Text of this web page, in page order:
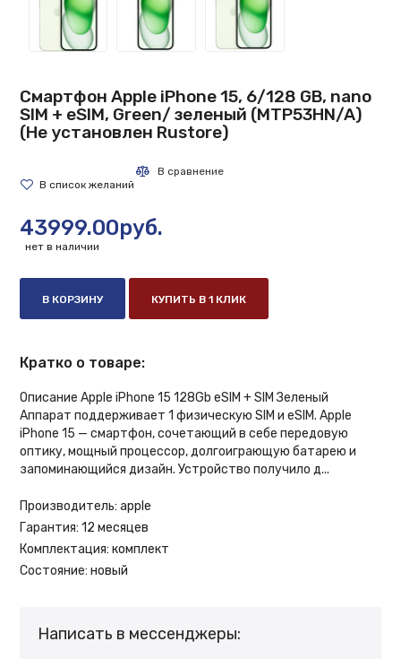
Смартфон Apple iPhone 15, 6/128 GB, nano
SIM + eSIM, Green/ зеленый (MTP53HN/A)
(Не установлен Rustore)
43999.00руб.
нет в наличии
В КОРЗИНУ КУПИТЬ В 1 КЛИК
Кратко о товаре:
Описание Apple iPhone 15 128Gb eSIM + SIM Зеленый
Аппарат поддерживает 1 физическую SIM и eSIM. Apple
iPhone 15 — смартфон, сочетающий в себе передовую
оптику, мощный процессор, долгоиграющую батарею и
запоминающийся дизайн. Устройство получило д...
Производитель: apple
Гарантия: 12 месяцев
Комплектация: комплект
Состояние: новый
Написать в мессенджеры: